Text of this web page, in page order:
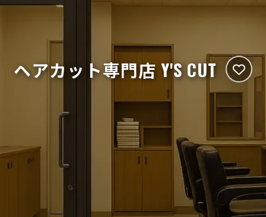
ヘアカット専門店 Y'S CUT